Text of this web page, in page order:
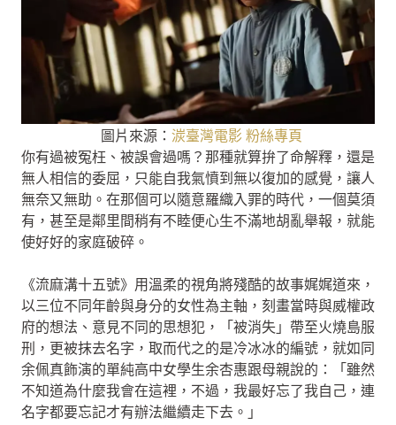
圖片來源： 湠臺灣電影 粉絲專頁
你有過被冤枉、被誤會過嗎？那種就算拚了命解釋，還是
無人相信的委屈，只能自我氣憤到無以復加的感覺，讓人
無奈又無助。在那個可以隨意羅織入罪的時代，一個莫須
有，甚至是鄰里間稍有不睦便心生不滿地胡亂舉報，就能
使好好的家庭破碎。
《流麻溝十五號》用溫柔的視角將殘酷的故事娓娓道來，
以三位不同年齡與身分的女性為主軸，刻畫當時與威權政
府的想法、意見不同的思想犯，「被消失」帶至火燒島服
刑，更被抹去名字，取而代之的是冷冰冰的編號，就如同
余佩真飾演的單純高中女學生余杏惠跟母親說的：「雖然
不知道為什麼我會在這裡，不過，我最好忘了我自己，連
名字都要忘記才有辦法繼續走下去。」